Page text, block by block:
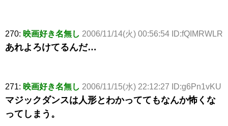
270: 映画好き名無し 2006/11/14(火) 00:56:54 ID:fQIMRWLR
あれよろけてるんだ…
271: 映画好き名無し 2006/11/15(水) 22:12:27 ID:g6Pn1vKU
マジックダンスは人形とわかっててもなんか怖くな
ってしまう。